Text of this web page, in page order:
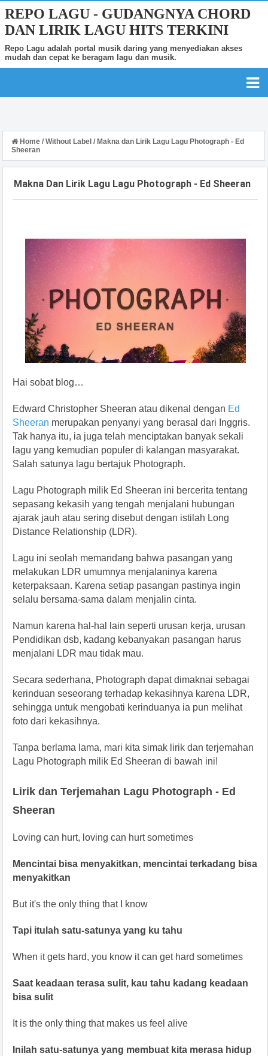
REPO LAGU - GUDANGNYA CHORD
DAN LIRIK LAGU HITS TERKINI
Repo Lagu adalah portal musik daring yang menyediakan akses
mudah dan cepat ke beragam lagu dan musik.
Home / Without Label / Makna dan Lirik Lagu Lagu Photograph - Ed
Sheeran
Makna Dan Lirik Lagu Lagu Photograph - Ed Sheeran
Hai sobat blog…
Edward Christopher Sheeran atau dikenal dengan Ed
Sheeran merupakan penyanyi yang berasal dari Inggris.
Tak hanya itu, ia juga telah menciptakan banyak sekali
lagu yang kemudian populer di kalangan masyarakat.
Salah satunya lagu bertajuk Photograph.
Lagu Photograph milik Ed Sheeran ini bercerita tentang
sepasang kekasih yang tengah menjalani hubungan
ajarak jauh atau sering disebut dengan istilah Long
Distance Relationship (LDR).
Lagu ini seolah memandang bahwa pasangan yang
melakukan LDR umumnya menjalaninya karena
keterpaksaan. Karena setiap pasangan pastinya ingin
selalu bersama-sama dalam menjalin cinta.
Namun karena hal-hal lain seperti urusan kerja, urusan
Pendidikan dsb, kadang kebanyakan pasangan harus
menjalani LDR mau tidak mau.
Secara sederhana, Photograph dapat dimaknai sebagai
kerinduan seseorang terhadap kekasihnya karena LDR,
sehingga untuk mengobati kerinduanya ia pun melihat
foto dari kekasihnya.
Tanpa berlama lama, mari kita simak lirik dan terjemahan
Lagu Photograph milik Ed Sheeran di bawah ini!
Lirik dan Terjemahan Lagu Photograph - Ed
Sheeran
Loving can hurt, loving can hurt sometimes
Mencintai bisa menyakitkan, mencintai terkadang bisa
menyakitkan
But it's the only thing that I know
Tapi itulah satu-satunya yang ku tahu
When it gets hard, you know it can get hard sometimes
Saat keadaan terasa sulit, kau tahu kadang keadaan
bisa sulit
It is the only thing that makes us feel alive
Inilah satu-satunya yang membuat kita merasa hidup